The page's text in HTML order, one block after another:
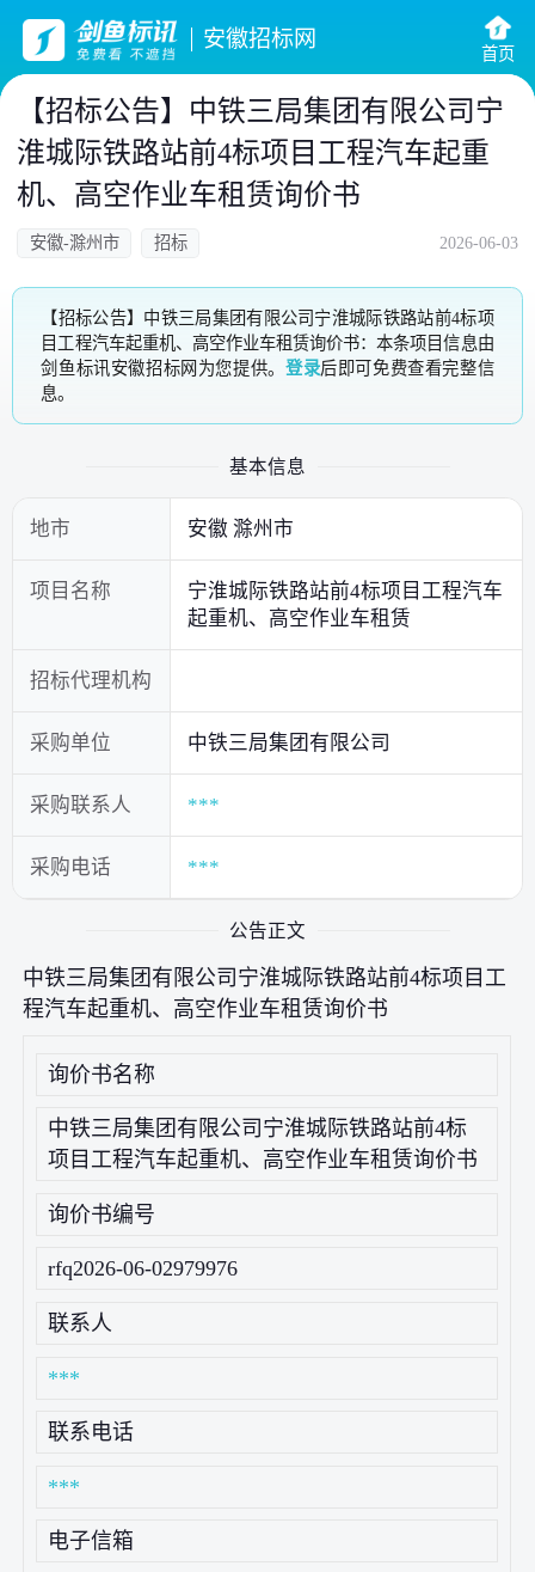
安徽招标网
首页
【招标公告】中铁三局集团有限公司宁
淮城际铁路站前4标项目工程汽车起重
机、高空作业车租赁询价书
安徽-滁州市 招标 2026-06-03
【招标公告】中铁三局集团有限公司宁淮城际铁路站前4标项
目工程汽车起重机、高空作业车租赁询价书：本条项目信息由
剑鱼标讯安徽招标网为您提供。 登录后即可免费查看完整信
息。
基本信息
地市 安徽 滁州市
项目名称
宁淮城际铁路站前4标项目工程汽车
起重机、高空作业车租赁
招标代理机构
采购单位 中铁三局集团有限公司
采购联系人 ***
采购电话 ***
公告正文
中铁三局集团有限公司宁淮城际铁路站前4标项目工
程汽车起重机、高空作业车租赁询价书
询价书名称
中铁三局集团有限公司宁淮城际铁路站前4标
项目工程汽车起重机、高空作业车租赁询价书
询价书编号
rfq2026-06-02979976
联系人
***
联系电话
***
电子信箱